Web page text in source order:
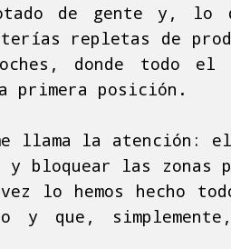
de gente y, lo
repletas de
donde todo el
posición.
llama la atención:
bloquear las zonas
lo hemos hecho
y que,